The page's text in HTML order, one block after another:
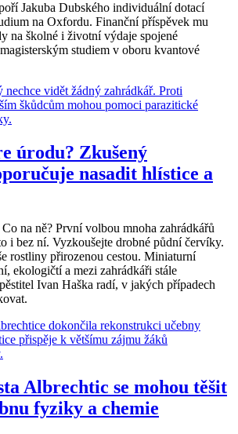
Jakuba Dubského individuální dotací
na Oxfordu. Finanční příspěvek mu
na školné i životní výdaje spojené
studiem v oboru kvantové
úrodu? Zkušený
nasadit hlístice a
na ně? První volbou mnoha zahrádkářů
i bez ní. Vyzkoušejte drobné půdní červíky.
rostliny přirozenou cestou. Miniaturní
ekologičtí a mezi zahrádkáři stále
Ivan Haška radí, v jakých případech
Albrechtic se mohou těšit
fyziky a chemie